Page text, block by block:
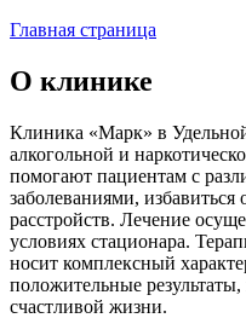
Главная страница
О клинике
Клиника «Марк» в
алкогольной и
помогают пациентам с
заболеваниями,
расстройств. Лечение
условиях стационара.
носит комплексный
положительные
счастливой жизни.